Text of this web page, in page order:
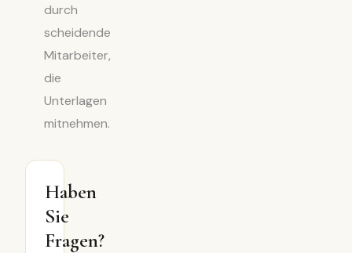
durch
scheidende
Mitarbeiter,
die
Unterlagen
mitnehmen.
Haben
Sie
Fragen?